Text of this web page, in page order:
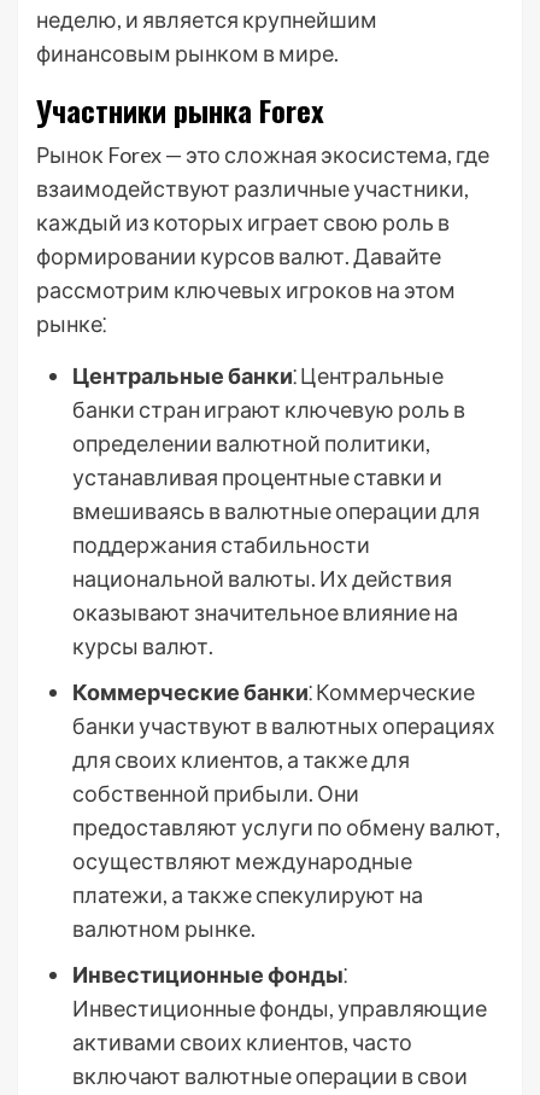
неделю, и является крупнейшим
финансовым рынком в мире.
Участники рынка Forex
Рынок Forex — это сложная экосистема, где
взаимодействуют различные участники,
каждый из которых играет свою роль в
формировании курсов валют. Давайте
рассмотрим ключевых игроков на этом
рынке⁚
Центральные банки⁚ Центральные
банки стран играют ключевую роль в
определении валютной политики,
устанавливая процентные ставки и
вмешиваясь в валютные операции для
поддержания стабильности
национальной валюты. Их действия
оказывают значительное влияние на
курсы валют.
Коммерческие банки⁚ Коммерческие
банки участвуют в валютных операциях
для своих клиентов, а также для
собственной прибыли. Они
предоставляют услуги по обмену валют,
осуществляют международные
платежи, а также спекулируют на
валютном рынке.
Инвестиционные фонды⁚
Инвестиционные фонды, управляющие
активами своих клиентов, часто
включают валютные операции в свои